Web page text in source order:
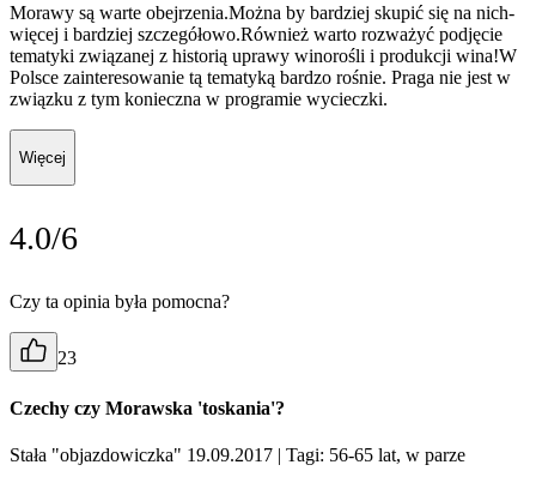
Morawy są warte obejrzenia.Można by bardziej skupić się na nich-
więcej i bardziej szczegółowo.Również warto rozważyć podjęcie
tematyki związanej z historią uprawy winorośli i produkcji wina!W
Polsce zainteresowanie tą tematyką bardzo rośnie. Praga nie jest w
związku z tym konieczna w programie wycieczki.
Więcej
4.0/6
Czy ta opinia była pomocna?
23
Czechy czy Morawska 'toskania'?
Stała "objazdowiczka" 19.09.2017 | Tagi: 56-65 lat, w parze